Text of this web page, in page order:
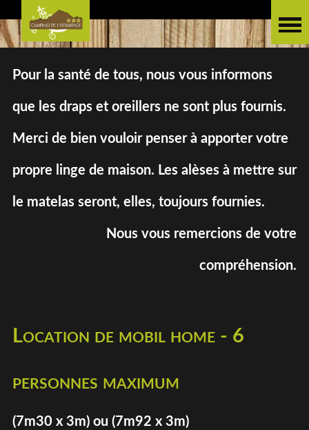
Pour la santé de tous, nous vous informons
que les draps et oreillers ne sont plus fournis.
Merci de bien vouloir penser à apporter votre
propre linge de maison. Les alèses à mettre sur
le matelas seront, elles, toujours fournies.
Nous vous remercions de votre
compréhension.
Location de mobil home - 6
personnes maximum
(7m30 x 3m) ou (7m92 x 3m)